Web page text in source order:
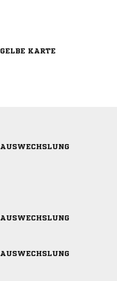
GELBE KARTE
AUSWECHSLUNG
AUSWECHSLUNG
AUSWECHSLUNG